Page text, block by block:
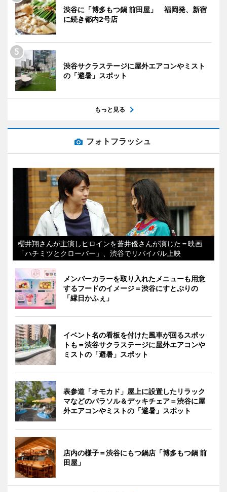
渋谷に「博多もつ鍋 前田屋」 福岡発、新宿
に続き都内2号店
渋谷サクラステージに屋外エアコンやミスト
の「避暑」スポット
もっと見る
フォトフラッシュ
櫻井翔さんが主演しヒロインを蒼井優さんが演じた＝映画
「ハチミツとクローバー」、渋谷でリバイバル上映
メンバーカラーを取り入れたメニューも用意
するフードのイメージ＝渋谷にすとぷりの
「縁日かふぇ」
イベント名の看板を付けた風車が回るスポッ
トも＝渋谷サクラステージに屋外エアコンや
ミストの「避暑」スポット
表参道「オモカド」屋上に設置したリラック
マなどのパラソル＆デッキチェア＝渋谷に屋
外エアコンやミストの「避暑」スポット
店内の様子＝渋谷にもつ鍋店「博多もつ鍋 前
田屋」